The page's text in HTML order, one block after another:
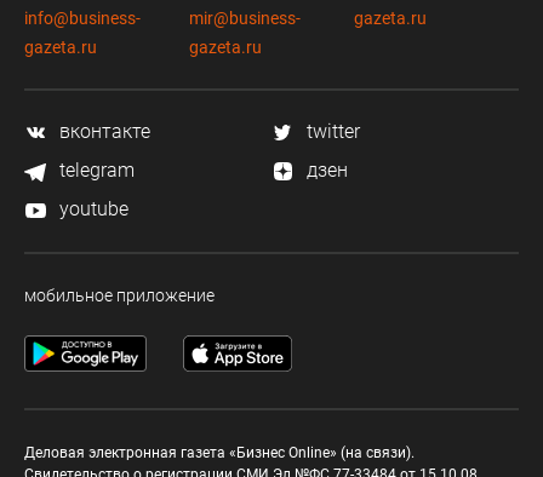
info@business-
gazeta.ru
mir@business-
gazeta.ru
gazeta.ru
вконтакте
twitter
telegram
дзен
youtube
мобильное приложение
Деловая электронная газета «Бизнес Online» (на связи).